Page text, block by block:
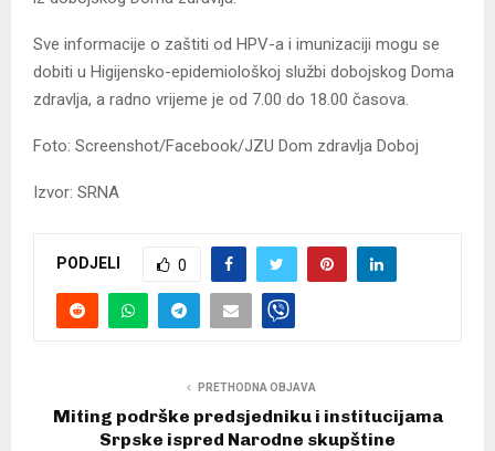
Sve informacije o zaštiti od HPV-a i imunizaciji mogu se
dobiti u Higijensko-epidemiološkoj službi dobojskog Doma
zdravlja, a radno vrijeme je od 7.00 do 18.00 časova.
Foto: Screenshot/Facebook/JZU Dom zdravlja Doboj
Izvor: SRNA
PODJELI 0
PRETHODNA OBJAVA
Miting podrške predsjedniku i institucijama
Srpske ispred Narodne skupštine